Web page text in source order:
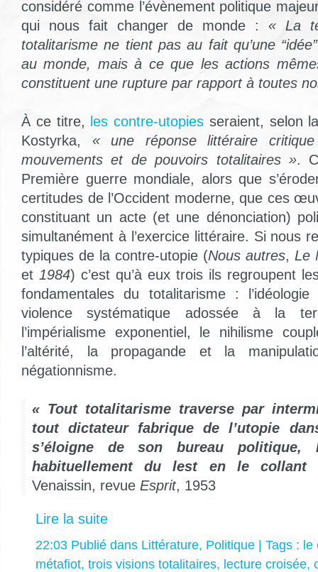
considéré comme l’évènement politique
qui nous fait changer de monde : « La
totalitarisme ne tient pas au fait qu’une
au monde, mais à ce que les actions
constituent une rupture par rapport à toutes
À ce titre, les contre-utopies seraient, selon
Kostyrka, « une réponse littéraire
mouvements et de pouvoirs totalitaires ».
Première guerre mondiale, alors que
certitudes de l’Occident moderne, que ces
constituant un acte (et une dénonciation)
simultanément à l’exercice littéraire. Si nous
typiques de la contre-utopie (Nous autres, Le
et 1984) c’est qu’à eux trois ils regroupent
fondamentales du totalitarisme :
violence systématique adossée à la
l’impérialisme exponentiel, le nihilisme
l’altérité, la propagande et la
négationnisme.
« Tout totalitarisme traverse par
tout dictateur fabrique de l’utopie
s’éloigne de son bureau
habituellement du lest en le
Venaissin, revue Esprit, 1953
Lire la suite
22:03 Publié dans Littérature, Politique | Tags : le
métafiot, trois visions totalitaires, lecture croisée,